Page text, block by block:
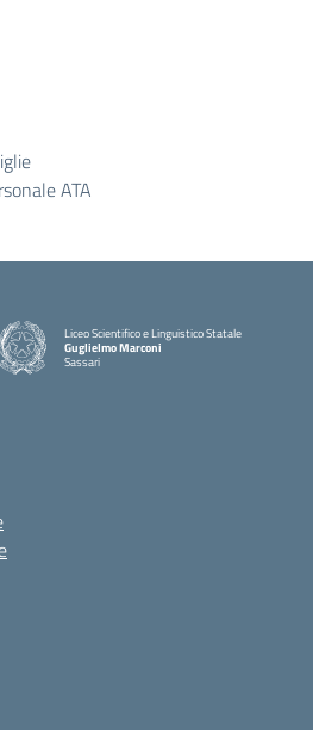
ATA
Liceo Scientifico e Linguistico Statale
Guglielmo Marconi
Sassari